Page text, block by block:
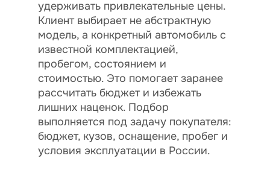
удерживать привлекательные цены.
Клиент выбирает не абстрактную
модель, а конкретный автомобиль с
известной комплектацией,
пробегом, состоянием и
стоимостью. Это помогает заранее
рассчитать бюджет и избежать
лишних наценок. Подбор
выполняется под задачу покупателя:
бюджет, кузов, оснащение, пробег и
условия эксплуатации в России.